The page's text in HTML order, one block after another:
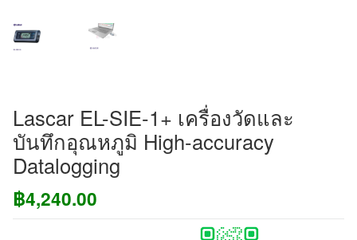
Lascar EL-SIE-1+ เครื่องวัดและ
บันทึกอุณหภูมิ High-accuracy
Datalogging
฿4,240.00